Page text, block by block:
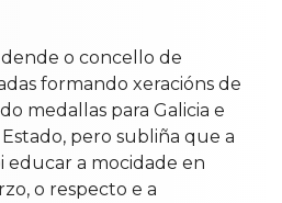
o concello de
formando xeracións de
medallas para Galicia e
pero subliña que a
educar a mocidade en
o respecto e a